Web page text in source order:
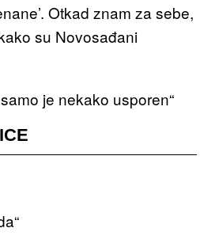
Otkad znam za sebe,
su Novosađani
je nekako usporen“